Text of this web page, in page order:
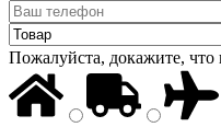
Пожалуйста, докажите, что